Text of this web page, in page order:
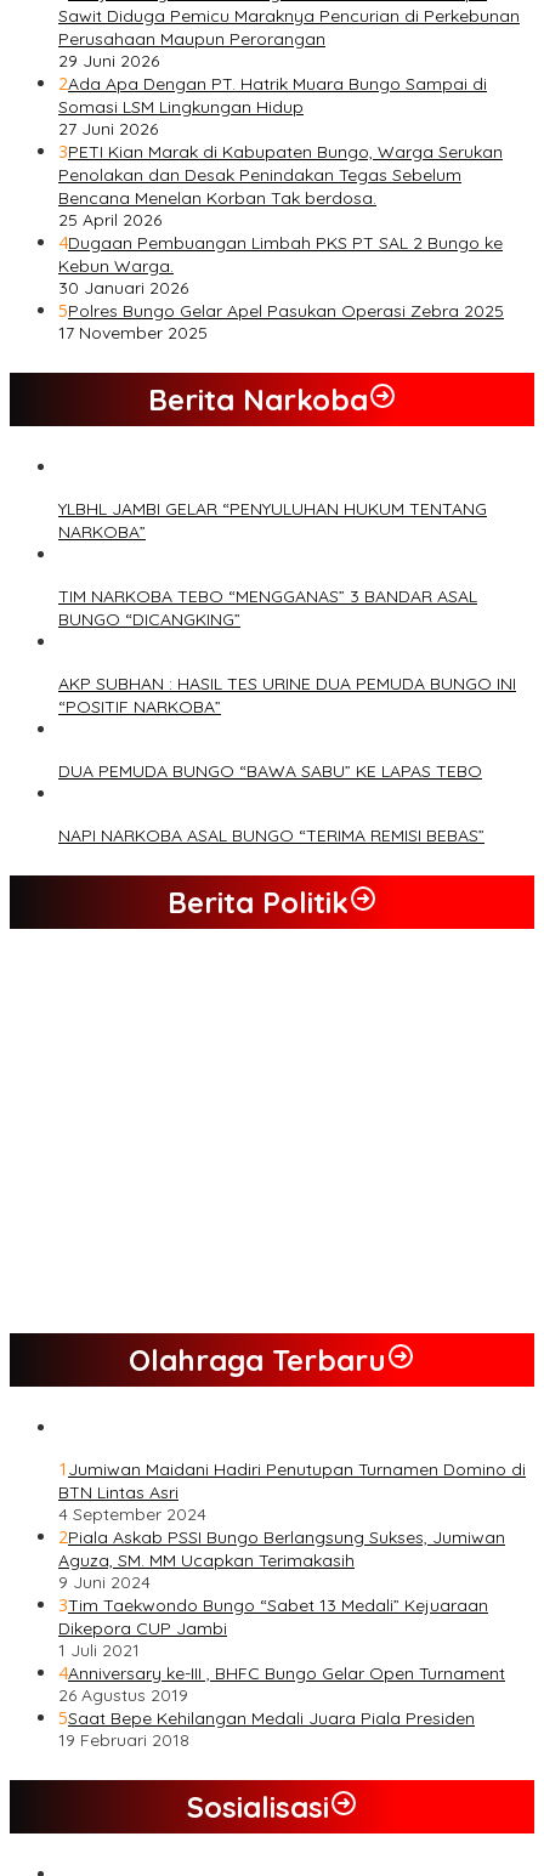
Sawit Diduga Pemicu Maraknya Pencurian di Perkebunan
Perusahaan Maupun Perorangan
29 Juni 2026
2Ada Apa Dengan PT. Hatrik Muara Bungo Sampai di
Somasi LSM Lingkungan Hidup
27 Juni 2026
3PETI Kian Marak di Kabupaten Bungo, Warga Serukan
Penolakan dan Desak Penindakan Tegas Sebelum
Bencana Menelan Korban Tak berdosa.
25 April 2026
4Dugaan Pembuangan Limbah PKS PT SAL 2 Bungo ke
Kebun Warga.
30 Januari 2026
5Polres Bungo Gelar Apel Pasukan Operasi Zebra 2025
17 November 2025
Berita Narkoba
YLBHL JAMBI GELAR “PENYULUHAN HUKUM TENTANG
NARKOBA”
TIM NARKOBA TEBO “MENGGANAS” 3 BANDAR ASAL
BUNGO “DICANGKING”
AKP SUBHAN : HASIL TES URINE DUA PEMUDA BUNGO INI
“POSITIF NARKOBA”
DUA PEMUDA BUNGO “BAWA SABU” KE LAPAS TEBO
NAPI NARKOBA ASAL BUNGO “TERIMA REMISI BEBAS”
Berita Politik
Olahraga Terbaru
1 Jumiwan Maidani Hadiri Penutupan Turnamen Domino di
BTN Lintas Asri
4 September 2024
2Piala Askab PSSI Bungo Berlangsung Sukses, Jumiwan
Aguza, SM. MM Ucapkan Terimakasih
9 Juni 2024
3Tim Taekwondo Bungo “Sabet 13 Medali” Kejuaraan
Dikepora CUP Jambi
1 Juli 2021
4Anniversary ke-III , BHFC Bungo Gelar Open Turnament
26 Agustus 2019
5Saat Bepe Kehilangan Medali Juara Piala Presiden
19 Februari 2018
Sosialisasi